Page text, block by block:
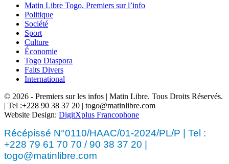
Matin Libre Togo, Premiers sur l’info
Politique
Société
Sport
Culture
Économie
Togo Diaspora
Faits Divers
International
© 2026 - Premiers sur les infos | Matin Libre. Tous Droits Réservés.
| Tel :+228 90 38 37 20 | togo@matinlibre.com
Website Design: DigitXplus Francophone
Récépissé N°0110/HAAC/01-2024/PL/P | Tel :
+228 79 61 70 70 / 90 38 37 20 |
togo@matinlibre.com